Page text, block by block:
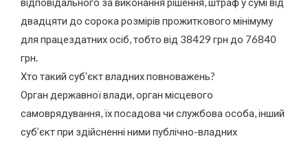
двадцяти до сорока розмірів прожиткового мінімуму
для працездатних осіб, тобто від 38429 грн до 76840
грн.
Хто такий суб’єкт владних повноважень?
Орган державної влади, орган місцевого
самоврядування, їх посадова чи службова особа, інший
суб’єкт при здійсненні ними публічно-владних